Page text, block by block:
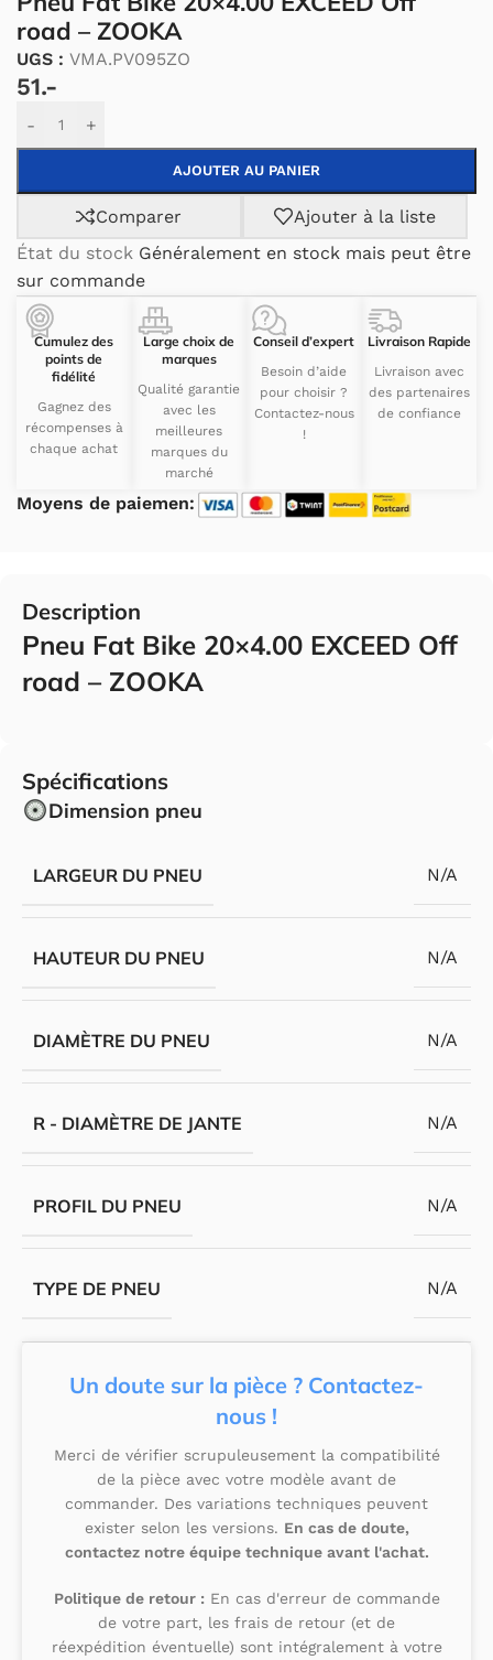
road – ZOOKA
UGS : VMA.PV095ZO
51.-
- +
AJOUTER AU PANIER
Alternative:
Comparer
Ajouter à la liste
État du stock Généralement en stock mais peut être
sur commande
Cumulez des
points de
fidélité
Gagnez des
récompenses à
chaque achat
Large choix de
marques
Qualité garantie
avec les
meilleures
marques du
marché
Conseil d’expert
Besoin d’aide
pour choisir ?
Contactez-nous
!
Livraison Rapide
Livraison avec
des partenaires
de confiance
Moyens de paiemen:
Description
Pneu Fat Bike 20×4.00 EXCEED Off
road – ZOOKA
Spécifications
Dimension pneu
LARGEUR DU PNEU N/A
HAUTEUR DU PNEU N/A
DIAMÈTRE DU PNEU N/A
R - DIAMÈTRE DE JANTE N/A
PROFIL DU PNEU N/A
TYPE DE PNEU N/A
Un doute sur la pièce ? Contactez-
nous !
Merci de vérifier scrupuleusement la compatibilité
de la pièce avec votre modèle avant de
commander. Des variations techniques peuvent
exister selon les versions. En cas de doute,
contactez notre équipe technique avant l'achat.
Politique de retour : En cas d'erreur de commande
de votre part, les frais de retour (et de
réexpédition éventuelle) sont intégralement à votre